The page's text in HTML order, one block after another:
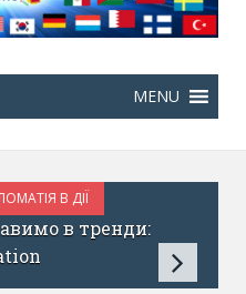
В ДІЇ
в тренди: